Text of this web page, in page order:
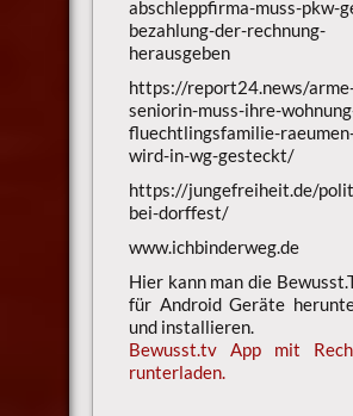
abschleppfirma-muss-pkw-
bezahlung-der-rechnung-
herausgeben
https://report24.news/
seniorin-muss-ihre-
fluechtlingsfamilie-
wird-in-wg-gesteckt/
https://jungefreiheit.de/
bei-dorffest/
www.ichbinderweg.de
Hier kann man die
für Android Geräte
und installieren.
Bewusst.tv App mit
runterladen.